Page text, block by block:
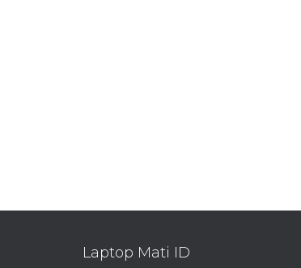
Laptop Mati ID